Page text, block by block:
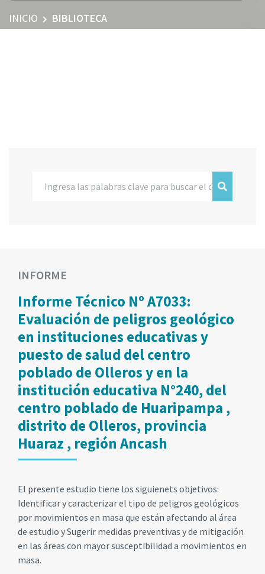
INICIO BIBLIOTECA
INFORME
Informe Técnico Nº A7033:
Evaluación de peligros geológico
en instituciones educativas y
puesto de salud del centro
poblado de Olleros y en la
institución educativa N°240, del
centro poblado de Huaripampa ,
distrito de Olleros, provincia
Huaraz , región Ancash
El presente estudio tiene los siguienets objetivos:
Identificar y caracterizar el tipo de peligros geológicos
por movimientos en masa que están afectando al área
de estudio y Sugerir medidas preventivas y de mitigación
en las áreas con mayor susceptibilidad a movimientos en
masa.